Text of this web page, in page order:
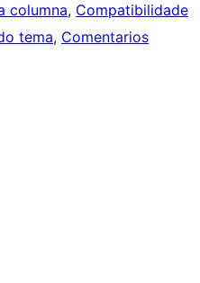
columna, Compatibilidade
tema, Comentarios